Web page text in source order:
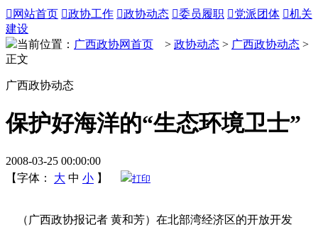
 网站首页 政协工作 政协动态 委员履职 党派团体 机关
建设
当前位置： 广西政协网首页 > 政协动态 > 广西政协动态 >
正文
广西政协动态
保护好海洋的“生态环境卫士”
2008-03-25 00:00:00
【字体：
大 中 小 】 打印
（广西政协报记者 黄和芳）在北部湾经济区的开放开发